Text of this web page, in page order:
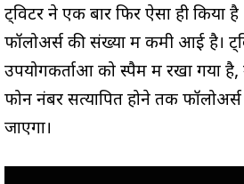
ट्विटर ने एक बार फिर ऐसा ही
फॉलोअर्स की संख्या में कमी आई है।
उपयोगकर्ताओं को स्पैम में रखा गया है,
फोन नंबर सत्यापित होने तक
जाएगा।